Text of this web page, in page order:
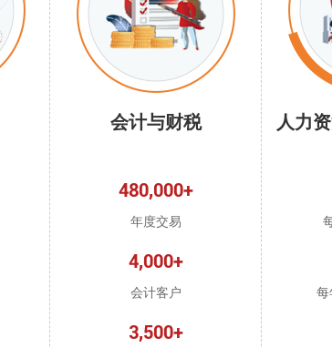
会计与财税
480,000+
年度交易
4,000+
会计客户
3,500+
人力
每